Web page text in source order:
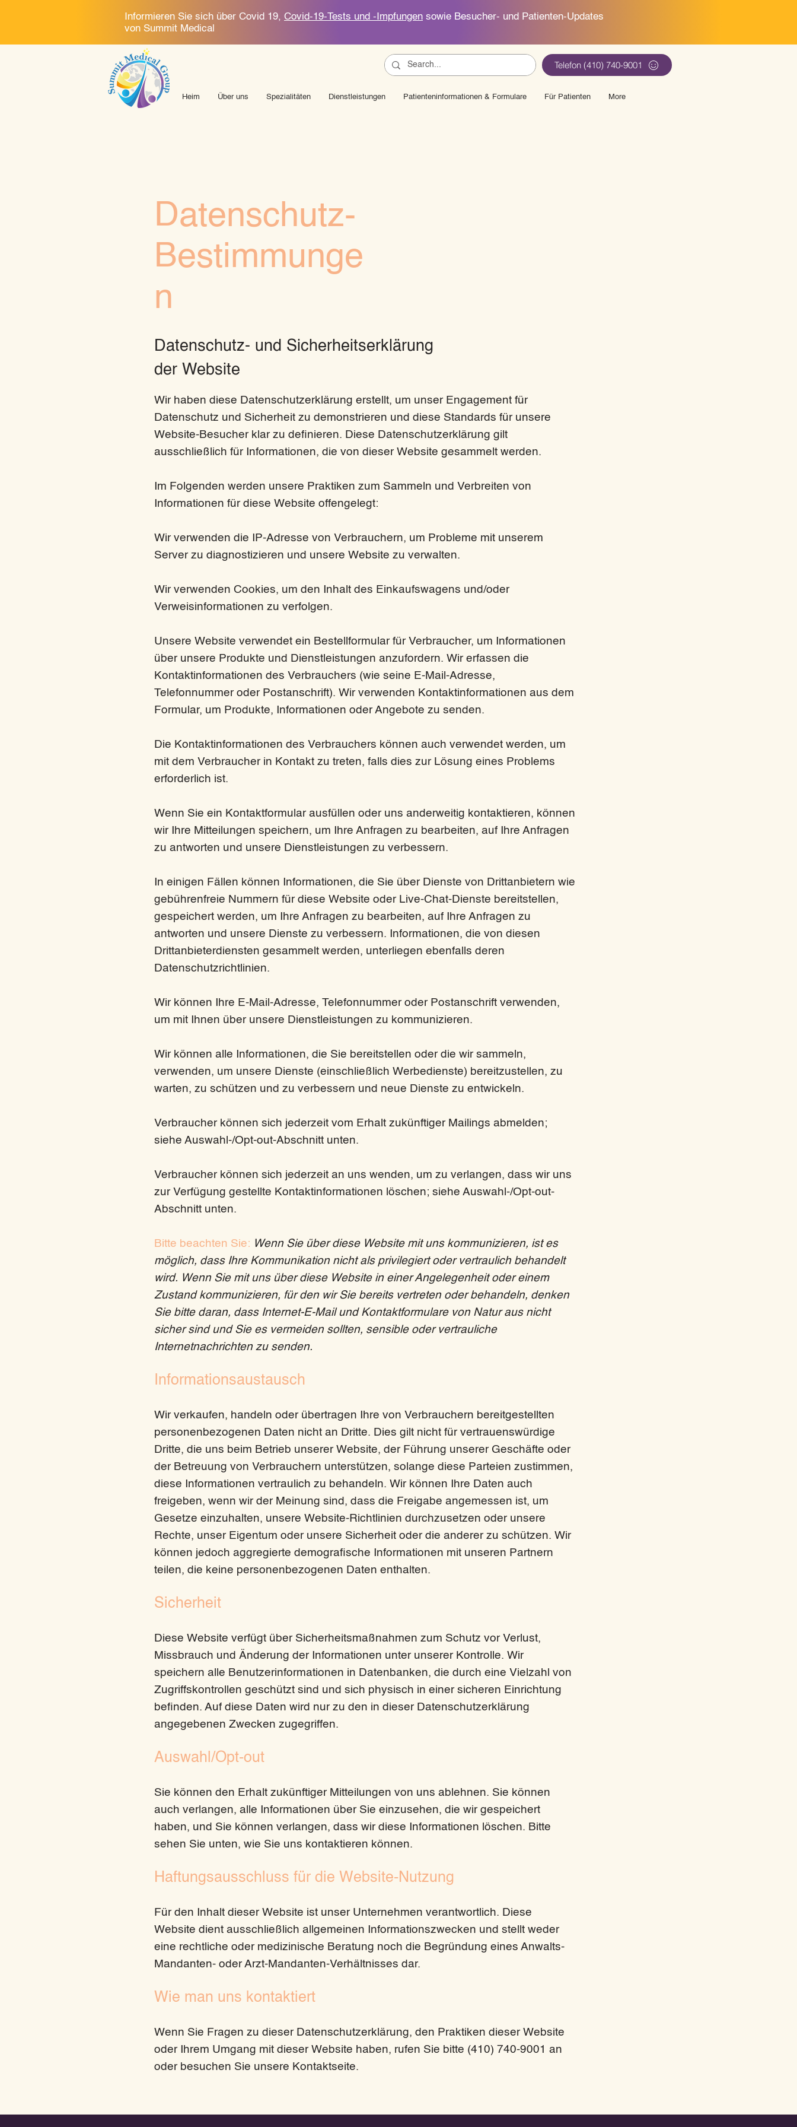
Informieren Sie sich über Covid 19, Covid-19-Tests und -Impfungen sowie Besucher- und Patienten-Updates
von Summit Medical
Telefon (410) 740-9001
Heim Über uns Spezialitäten Dienstleistungen Patienteninformationen & Formulare Für Patienten More
Datenschutz-
Bestimmunge
n
Datenschutz- und Sicherheitserklärung
der Website
Wir haben diese Datenschutzerklärung erstellt, um unser Engagement für
Datenschutz und Sicherheit zu demonstrieren und diese Standards für unsere
Website-Besucher klar zu definieren. Diese Datenschutzerklärung gilt
ausschließlich für Informationen, die von dieser Website gesammelt werden.
Im Folgenden werden unsere Praktiken zum Sammeln und Verbreiten von
Informationen für diese Website offengelegt:
Wir verwenden die IP-Adresse von Verbrauchern, um Probleme mit unserem
Server zu diagnostizieren und unsere Website zu verwalten.
Wir verwenden Cookies, um den Inhalt des Einkaufswagens und/oder
Verweisinformationen zu verfolgen.
Unsere Website verwendet ein Bestellformular für Verbraucher, um Informationen
über unsere Produkte und Dienstleistungen anzufordern. Wir erfassen die
Kontaktinformationen des Verbrauchers (wie seine E-Mail-Adresse,
Telefonnummer oder Postanschrift). Wir verwenden Kontaktinformationen aus dem
Formular, um Produkte, Informationen oder Angebote zu senden.
Die Kontaktinformationen des Verbrauchers können auch verwendet werden, um
mit dem Verbraucher in Kontakt zu treten, falls dies zur Lösung eines Problems
erforderlich ist.
Wenn Sie ein Kontaktformular ausfüllen oder uns anderweitig kontaktieren, können
wir Ihre Mitteilungen speichern, um Ihre Anfragen zu bearbeiten, auf Ihre Anfragen
zu antworten und unsere Dienstleistungen zu verbessern.
In einigen Fällen können Informationen, die Sie über Dienste von Drittanbietern wie
gebührenfreie Nummern für diese Website oder Live-Chat-Dienste bereitstellen,
gespeichert werden, um Ihre Anfragen zu bearbeiten, auf Ihre Anfragen zu
antworten und unsere Dienste zu verbessern. Informationen, die von diesen
Drittanbieterdiensten gesammelt werden, unterliegen ebenfalls deren
Datenschutzrichtlinien.
Wir können Ihre E-Mail-Adresse, Telefonnummer oder Postanschrift verwenden,
um mit Ihnen über unsere Dienstleistungen zu kommunizieren.
Wir können alle Informationen, die Sie bereitstellen oder die wir sammeln,
verwenden, um unsere Dienste (einschließlich Werbedienste) bereitzustellen, zu
warten, zu schützen und zu verbessern und neue Dienste zu entwickeln.
Verbraucher können sich jederzeit vom Erhalt zukünftiger Mailings abmelden;
siehe Auswahl-/Opt-out-Abschnitt unten.
Verbraucher können sich jederzeit an uns wenden, um zu verlangen, dass wir uns
zur Verfügung gestellte Kontaktinformationen löschen; siehe Auswahl-/Opt-out-
Abschnitt unten.
Bitte beachten Sie: Wenn Sie über diese Website mit uns kommunizieren, ist es
möglich, dass Ihre Kommunikation nicht als privilegiert oder vertraulich behandelt
wird. Wenn Sie mit uns über diese Website in einer Angelegenheit oder einem
Zustand kommunizieren, für den wir Sie bereits vertreten oder behandeln, denken
Sie bitte daran, dass Internet-E-Mail und Kontaktformulare von Natur aus nicht
sicher sind und Sie es vermeiden sollten, sensible oder vertrauliche
Internetnachrichten zu senden.
Informationsaustausch
Wir verkaufen, handeln oder übertragen Ihre von Verbrauchern bereitgestellten
personenbezogenen Daten nicht an Dritte. Dies gilt nicht für vertrauenswürdige
Dritte, die uns beim Betrieb unserer Website, der Führung unserer Geschäfte oder
der Betreuung von Verbrauchern unterstützen, solange diese Parteien zustimmen,
diese Informationen vertraulich zu behandeln. Wir können Ihre Daten auch
freigeben, wenn wir der Meinung sind, dass die Freigabe angemessen ist, um
Gesetze einzuhalten, unsere Website-Richtlinien durchzusetzen oder unsere
Rechte, unser Eigentum oder unsere Sicherheit oder die anderer zu schützen. Wir
können jedoch aggregierte demografische Informationen mit unseren Partnern
teilen, die keine personenbezogenen Daten enthalten.
Sicherheit
Diese Website verfügt über Sicherheitsmaßnahmen zum Schutz vor Verlust,
Missbrauch und Änderung der Informationen unter unserer Kontrolle. Wir
speichern alle Benutzerinformationen in Datenbanken, die durch eine Vielzahl von
Zugriffskontrollen geschützt sind und sich physisch in einer sicheren Einrichtung
befinden. Auf diese Daten wird nur zu den in dieser Datenschutzerklärung
angegebenen Zwecken zugegriffen.
Auswahl/Opt-out
Sie können den Erhalt zukünftiger Mitteilungen von uns ablehnen. Sie können
auch verlangen, alle Informationen über Sie einzusehen, die wir gespeichert
haben, und Sie können verlangen, dass wir diese Informationen löschen. Bitte
sehen Sie unten, wie Sie uns kontaktieren können.
Haftungsausschluss für die Website-Nutzung
Für den Inhalt dieser Website ist unser Unternehmen verantwortlich. Diese
Website dient ausschließlich allgemeinen Informationszwecken und stellt weder
eine rechtliche oder medizinische Beratung noch die Begründung eines Anwalts-
Mandanten- oder Arzt-Mandanten-Verhältnisses dar.
Wie man uns kontaktiert
Wenn Sie Fragen zu dieser Datenschutzerklärung, den Praktiken dieser Website
oder Ihrem Umgang mit dieser Website haben, rufen Sie bitte (410) 740-9001 an
oder besuchen Sie unsere Kontaktseite.